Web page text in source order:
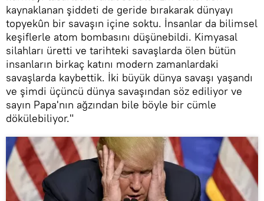
kaynaklanan şiddeti de geride bırakarak dünyayı
topyekûn bir savaşın içine soktu. İnsanlar da bilimsel
keşiflerle atom bombasını düşünebildi. Kimyasal
silahları üretti ve tarihteki savaşlarda ölen bütün
insanların birkaç katını modern zamanlardaki
savaşlarda kaybettik. İki büyük dünya savaşı yaşandı
ve şimdi üçüncü dünya savaşından söz ediliyor ve
sayın Papa'nın ağzından bile böyle bir cümle
dökülebiliyor."